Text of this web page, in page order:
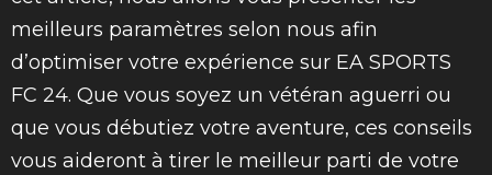
meilleurs paramètres selon nous afin
d’optimiser votre expérience sur EA SPORTS
FC 24. Que vous soyez un vétéran aguerri ou
que vous débutiez votre aventure, ces conseils
vous aideront à tirer le meilleur parti de votre